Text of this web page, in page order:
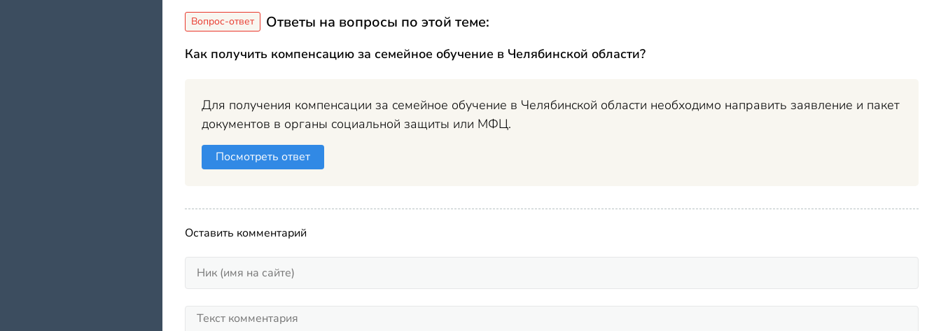
Ответы на вопросы по этой теме:
Как получить компенсацию за семейное обучение в Челябинской области?
Для получения компенсации за семейное обучение в Челябинской области необходимо направить заявление и пакет
документов в органы социальной защиты или МФЦ.
Посмотреть ответ
Оставить комментарий